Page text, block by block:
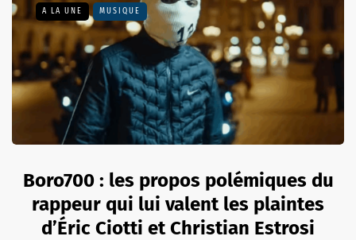
A LA UNE MUSIQUE
Boro700 : les propos polémiques du
rappeur qui lui valent les plaintes
d’Éric Ciotti et Christian Estrosi